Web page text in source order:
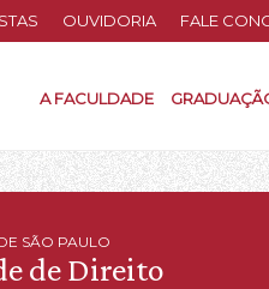
OUVIDORIA FALE
A FACULDADE
SÃO PAULO
de Direito